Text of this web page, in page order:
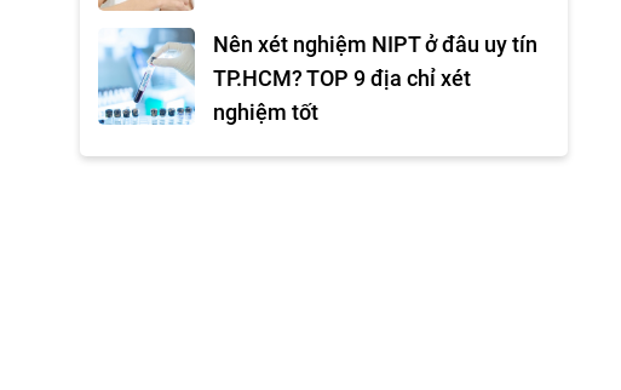
Nên xét nghiệm NIPT ở đâu uy tín
TP.HCM? TOP 9 địa chỉ xét
nghiệm tốt